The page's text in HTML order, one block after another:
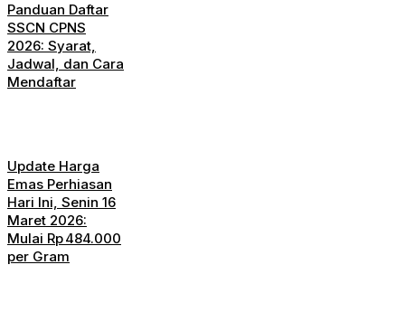
Panduan Daftar
SSCN CPNS
2026: Syarat,
Jadwal, dan Cara
Mendaftar
Update Harga
Emas Perhiasan
Hari Ini, Senin 16
Maret 2026:
Mulai Rp 484.000
per Gram